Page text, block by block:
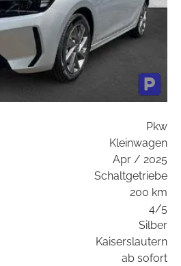
Pkw
Kleinwagen
Apr / 2025
Schaltgetriebe
200 km
4/5
Silber
Kaiserslautern
ab sofort